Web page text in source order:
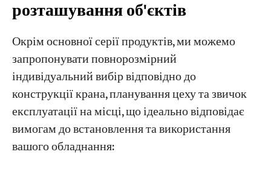
розташування об'єктів
Окрім основної серії продуктів, ми можемо
запропонувати повнорозмірний
індивідуальний вибір відповідно до
конструкції крана, планування цеху та звичок
експлуатації на місці, що ідеально відповідає
вимогам до встановлення та використання
вашого обладнання: